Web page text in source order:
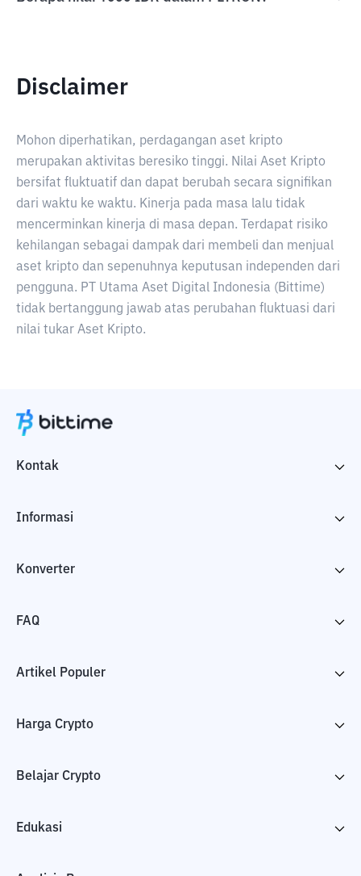
Disclaimer
Mohon diperhatikan, perdagangan aset kripto
merupakan aktivitas beresiko tinggi. Nilai Aset Kripto
bersifat fluktuatif dan dapat berubah secara signifikan
dari waktu ke waktu. Kinerja pada masa lalu tidak
mencerminkan kinerja di masa depan. Terdapat risiko
kehilangan sebagai dampak dari membeli dan menjual
aset kripto dan sepenuhnya keputusan independen dari
pengguna. PT Utama Aset Digital Indonesia (Bittime)
tidak bertanggung jawab atas perubahan fluktuasi dari
nilai tukar Aset Kripto.
Kontak
Informasi
Konverter
FAQ
Artikel Populer
Harga Crypto
Belajar Crypto
Edukasi